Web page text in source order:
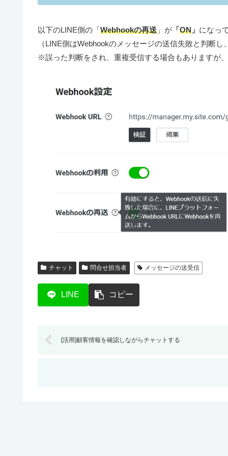
以下のLINE側の「Webhookの再送 」が 「ON 」 になっ
（LINE側はWebhookのメッセージの送信失敗と判断
※誤った判断をされ、重複受信する場合もありますが
チャット 問合せ担当者 メッセージの送受信
LINE コピー
[活用]顧客情報を確認しながらチャットする